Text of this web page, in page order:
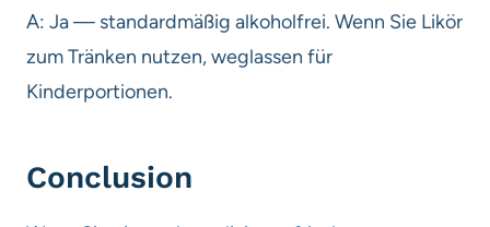
A: Ja — standardmäßig alkoholfrei. Wenn Sie Likör
zum Tränken nutzen, weglassen für
Kinderportionen.
Conclusion